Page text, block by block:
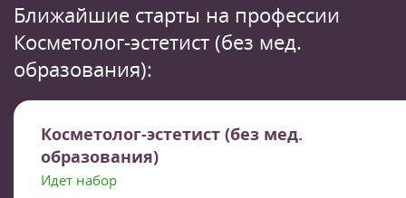
Ближайшие старты на профессии
Косметолог-эстетист (без мед.
образования):
Косметолог-эстетист (без мед.
образования)
Идет набор